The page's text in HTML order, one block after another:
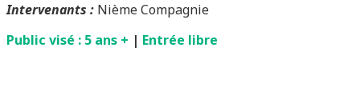
Intervenants : Nième Compagnie
Public visé : 5 ans + | Entrée libre